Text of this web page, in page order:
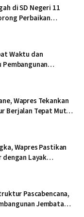
di SD Negeri 11
Perbaikan
Waktu dan
Wapres Tekankan
Berjalan Tepat Mutu
Wapres Pastikan
dengan Layak
Pascabencana,
Jembatan